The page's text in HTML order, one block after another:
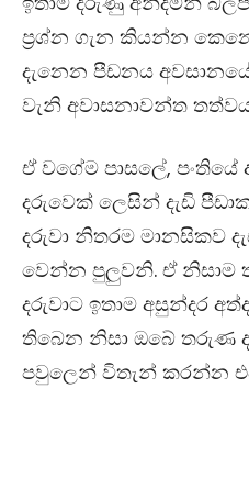
ප්‍රශ්න ගැන කියන්න
දැනෙන පීඩනය
වැනි අවාසනාවන්ත
ඒ වගේම පාසලේ, පංතියේ
දරුවෙක් ලෙසින් දැඩි
දරුවා නිතරම මානසිකව
වෙන්න පුලුවනි. ඒ නිසාම
දරුවාට ඉතාම අසුන්දර
තිබෙන නිසා ඔබේ තරුණ
පවුලෙන් විතැන් කරන්න